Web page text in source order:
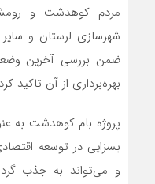
مردم کوهدشت و
شهرسازی لرستان و سایر
ضمن بررسی آخرین
بهره‌برداری از آن تاکید
پروژه بام کوهدشت به
بسزایی در توسعه
و می‌تواند به جذب